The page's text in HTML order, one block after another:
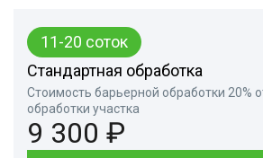
11-20 соток
Стандартная обработка
Стоимость барьерной обработки 20%
обработки участка
9 300 ₽